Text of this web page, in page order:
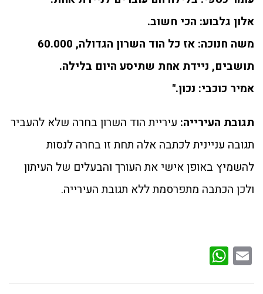
אלון גלבוע: הכי חשוב.
משה חנוכה: אז כל הוד השרון הגדולה, 60.000
תושבים, ניידת אחת שתיסע היום בלילה.
אמיר כוכבי: נכון."
תגובת העירייה: עיריית הוד השרון בחרה שלא להעביר
תגובה עניינית לכתבה אלה תחת זו בחרה לנסות
להשמיץ באופן אישי את העורך והבעלים של העיתון
ולכן הכתבה מתפרסמת ללא תגובת העירייה.
Email